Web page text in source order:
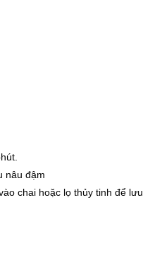
nâu đậm
chai hoặc lọ thủy tinh để lưu